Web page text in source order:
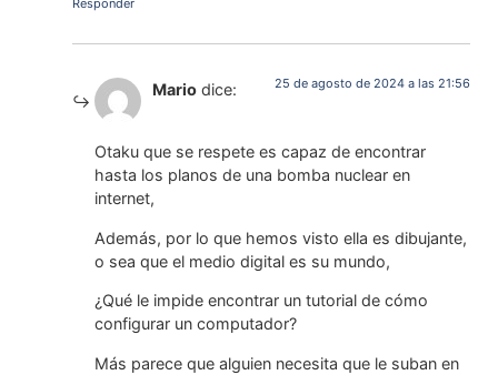
Responder
Mario dice: 25 de agosto de 2024 a las 21:56
Otaku que se respete es capaz de encontrar
hasta los planos de una bomba nuclear en
internet,
Además, por lo que hemos visto ella es dibujante,
o sea que el medio digital es su mundo,
¿Qué le impide encontrar un tutorial de cómo
configurar un computador?
Más parece que alguien necesita que le suban en